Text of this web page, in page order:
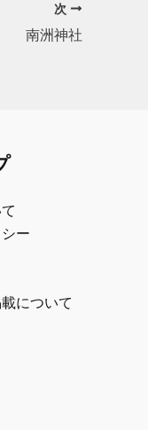
次
南洲神社
ー
について